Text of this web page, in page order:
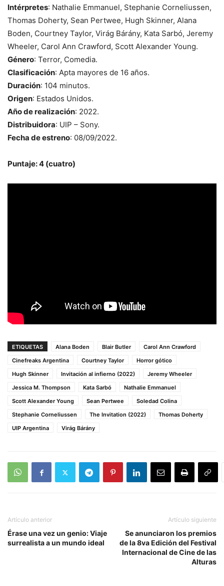
Intérpretes: Nathalie Emmanuel, Stephanie Corneliussen,
Thomas Doherty, Sean Pertwee, Hugh Skinner, Alana
Boden, Courtney Taylor, Virág Bárány, Kata Sarbó, Jeremy
Wheeler, Carol Ann Crawford, Scott Alexander Young.
Género: Terror, Comedia.
Clasificación: Apta mayores de 16 años.
Duración: 104 minutos.
Origen: Estados Unidos.
Año de realización: 2022.
Distribuidora: UIP – Sony.
Fecha de estreno: 08/09/2022.
Puntaje: 4 (cuatro)
ETIQUETAS Alana Boden Blair Butler
Carol Ann Crawford
Cinefreaks Argentina
Courtney Taylor
Horror gótico
Hugh Skinner
Invitación al infierno (2022)
Jeremy Wheeler
Jessica M. Thompson
Kata Sarbó
Nathalie Emmanuel
Scott Alexander Young
Sean Pertwee
Soledad Colina
Stephanie Corneliussen
The Invitation (2022)
Thomas Doherty
UIP Argentina
Virág Bárány
Artículo anterior
Érase una vez un genio: Viaje
surrealista a un mundo ideal
Artículo siguiente
Se anunciaron los premios
de la 8va Edición del Festival
Internacional de Cine de las
Alturas